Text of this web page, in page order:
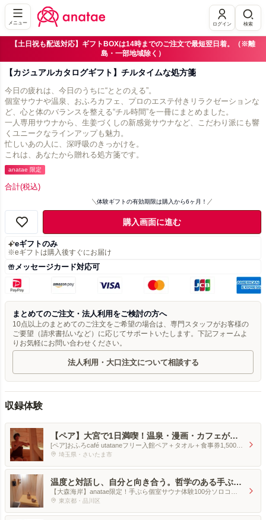
メニュー ログイン 検索
【土日祝も配送対応】ギフトBOXは14時までのご注文で最短翌日着。（※離
島・一部地域除く）
【カジュアルカタログギフト】チルタイムな処方箋
今日の疲れは、今日のうちに“ととのえる”。
個室サウナや温泉、おふろカフェ、プロのエステ付きリラクゼーションな
ど、心と体のバランスを整える“チル時間”を一冊にまとめました。
一人専用サウナから、生姜づくしの新感覚サウナなど、こだわり派にも響
くユニークなラインアップも魅力。
忙しいあの人に、深呼吸のきっかけを。
これは、あなたから贈れる処方箋です。
anatae 限定
合計(税込)
体験ギフトの有効期限は購入から6ヶ月！
購入画面に進む
eギフトのみ
※eギフトは購入後すぐにお届け
メッセージカード対応可
まとめてのご注文・法人利用をご検討の方へ
10点以上のまとめてのご注文をご希望の場合は、専門スタッフがお客様の
ご要望（請求書払いなど）に応じてサポートいたします。下記フォームよ
りお気軽にお問い合わせください。
法人利用・大口注文について相談する
収録体験
【ペア】大宮で1日満喫！温泉・漫画・カフェが楽
しめる贅沢おふろcafé体験
[ペア]おふろcafé utataneフリー入館ペア＋タオル＋食事券1,500円
分 埼玉県・さいたま市
温度と対話し、自分と向き合う。哲学のある手ぶら
サ道へ
【大森海岸】anatae限定！手ぶら個室サウナ体験100分ソロコー
ス[1名分]
東京都・品川区